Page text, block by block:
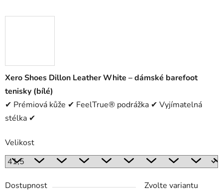
Xero Shoes Dillon Leather White – dámské barefoot
tenisky (bílé)
✔ Prémiová kůže ✔ FeelTrue® podrážka ✔ Vyjímatelná
stélka ✔
Velikost
Dostupnost
Zvolte variantu